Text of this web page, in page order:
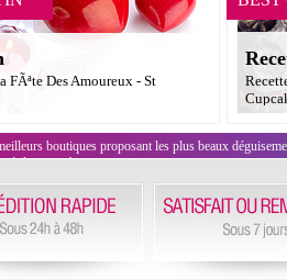
FÃªte Des Amoureux - St
boutiques proposant les plus beaux
évènement !